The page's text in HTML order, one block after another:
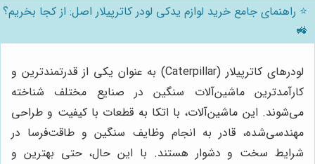
⭐️ راهنمای جامع خرید لوازم یدکی لودر کاترپیلار اصل: از کجا بخریم؟
🚜
لودرهای کاترپیلار (Caterpillar) به عنوان یکی از قدرتمندترین و
کارآمدترین ماشین‌آلات سنگین در صنایع مختلف شناخته
می‌شوند. این ماشین‌آلات، با اتکا به قطعات با کیفیت و طراحی
مهندسی‌شده، قادر به انجام وظایف سنگین و طاقت‌فرسا در
شرایط سخت و دشوار هستند. با این حال، حتی بهترین و